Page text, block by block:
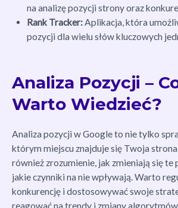
na analizę pozycji strony oraz
Rank Tracker:Aplikacja, która
pozycji dla wielu słów kluczowych
Analiza Pozycji –
Warto Wiedzieć?
Analiza pozycji w Google to nie tylko
którym miejscu znajduje się Twoja
również zrozumienie, jak zmieniają się te
jakie czynniki na nie wpływają. Warto
konkurencję i dostosowywać swoje
reagować na trendy i zmiany